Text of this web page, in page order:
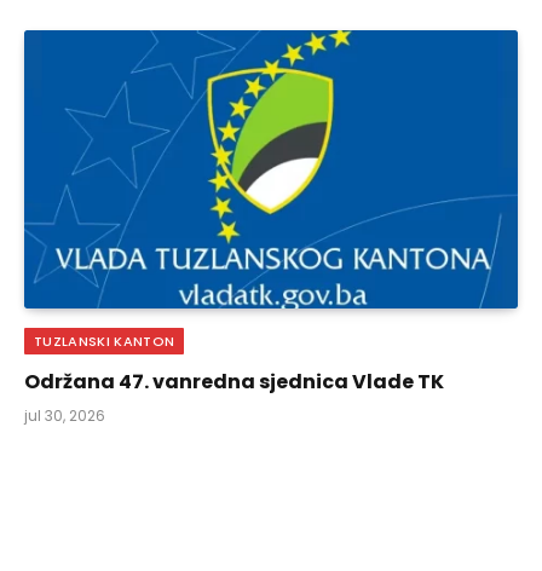
TUZLANSKI KANTON
Održana 47. vanredna sjednica Vlade TK
jul 30, 2026